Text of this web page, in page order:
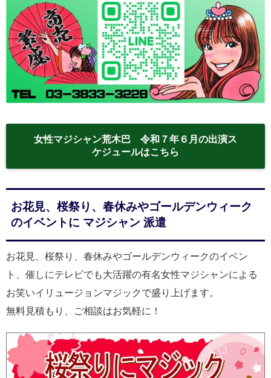
女性マジシャン荒木巴 令和７年６月の出演ス
ケジュールはこちら
お花見、桜祭り、春休みやゴールデンウィーク
のイベントに マジシャン 派遣
お花見、桜祭り、春休みやゴールデンウィークのイベン
ト、催しにテレビでも大活躍の有名女性マジシャンによる
お笑いイリュージョンマジックで盛り上げます。
無料見積もり、ご相談はお気軽に！